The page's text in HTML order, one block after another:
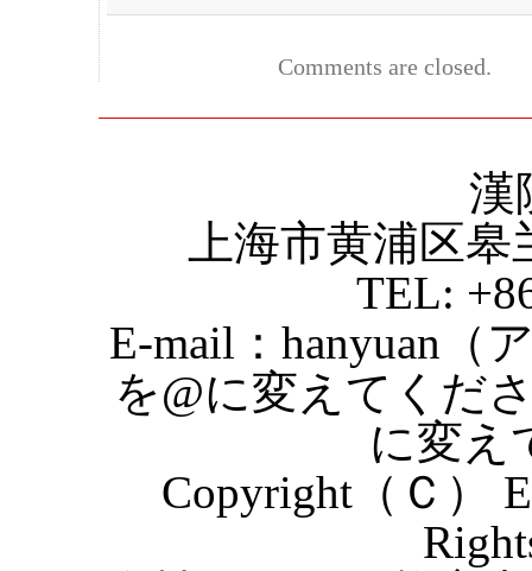
Comments are closed.
漢
上海市黄浦区
TEL:
E-mail：hanyuan（
を@に変えてく
に変え
Copyright（Ｃ）